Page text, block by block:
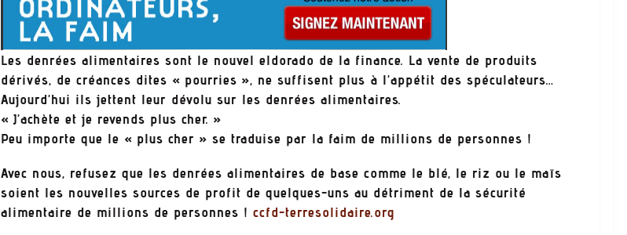
Les denrées alimentaires sont le nouvel eldorado de la finance. La vente de produits
dérivés, de créances dites « pourries », ne suffisent plus à l’appétit des spéculateurs…
Aujourd’hui ils jettent leur dévolu sur les denrées alimentaires.
« J’achète et je revends plus cher. »
Peu importe que le « plus cher » se traduise par la faim de millions de personnes !
Avec nous, refusez que les denrées alimentaires de base comme le blé, le riz ou le maïs
soient les nouvelles sources de profit de quelques-uns au détriment de la sécurité
alimentaire de millions de personnes !ccfd-terresolidaire.org